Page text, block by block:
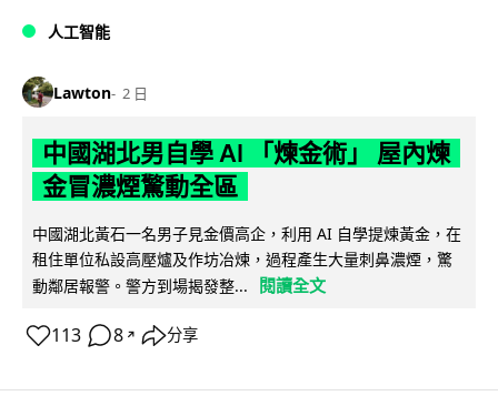
人工智能
Lawton 2 日
中國湖北男自學 AI 「煉金術」 屋內煉
金冒濃煙驚動全區
中國湖北黃石一名男子見金價高企，利用 AI 自學提煉黃金，在
租住單位私設高壓爐及作坊冶煉，過程產生大量刺鼻濃煙，驚
動鄰居報警。警方到場揭發整...
閱讀全文
113 8 ↗ 分享